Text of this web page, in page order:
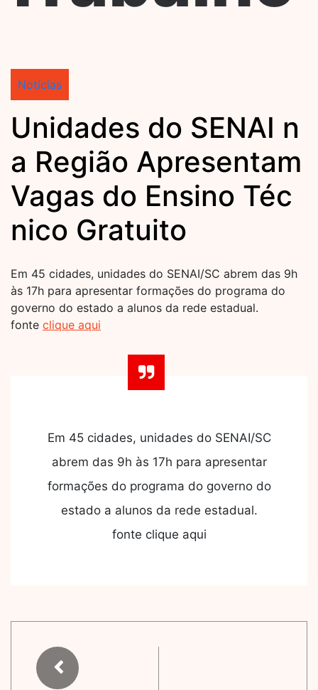
Notícias
Unidades do SENAI n
a Região Apresentam
Vagas do Ensino Téc
nico Gratuito
Em 45 cidades, unidades do SENAI/SC abrem das 9h
às 17h para apresentar formações do programa do
governo do estado a alunos da rede estadual.
fonte clique aqui
Em 45 cidades, unidades do SENAI/SC
abrem das 9h às 17h para apresentar
formações do programa do governo do
estado a alunos da rede estadual.
fonte clique aqui